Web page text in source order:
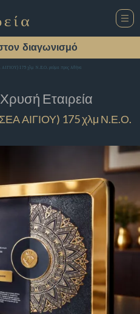
διαγωνισμό
175 χλμ Ν.Ε.Ο. ρεύμα προς Αθήνα
Χρυσή Εταιρεία
ΑΙΓΙΟΥ) 175 χλμ Ν.Ε.Ο.